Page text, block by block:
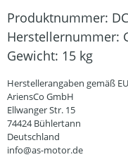
Produktnummer:
Herstellernummer:
Gewicht: 15 kg
Herstellerangaben gemäß
AriensCo GmbH
Ellwanger Str. 15
74424 Bühlertann
Deutschland
info@as-motor.de